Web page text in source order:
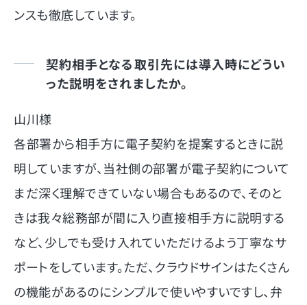
ンスも徹底しています。
契約相手となる取引先には導入時にどうい
った説明をされましたか。
山川様
各部署から相手方に電子契約を提案するときに説
明していますが、当社側の部署が電子契約について
まだ深く理解できていない場合もあるので、そのと
きは我々総務部が間に入り直接相手方に説明する
など、少しでも受け入れていただけるよう丁寧なサ
ポートをしています。ただ、クラウドサインはたくさん
の機能があるのにシンプルで使いやすいですし、弁